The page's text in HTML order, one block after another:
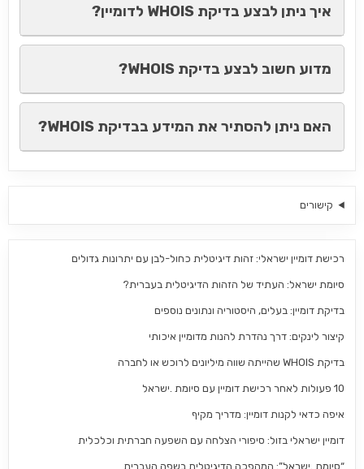
איך ניתן לבצע בדיקת WHOIS לדומיין?
מדוע חשוב לבצע בדיקת WHOIS?
האם ניתן להסתיר את המידע בבדיקת WHOIS?
קישורים
רכישת דומיין ישראלי: זהות דיגיטלית כחול-לבן עם יתרונות גדולים
סיומת ישראל: העתיד של הזהות הדיגיטלית בעברית?
בדיקת דומיין: בעלים, היסטוריה ונתונים נוספים
קיצור לינקים: דרך נהדרת להנות מדומיין איכותי
בדיקת WHOIS שהייתה שווה מיליונים לרוכש או לחברה
10 פעולות לאחר רכישת דומיין עם סיומת .ישראל
איפה כדאי לקנות דומיין: מדריך מקיף
דומיין ישראלי בזול: סיפורי הצלחה עם השפעה חברתית וכלכלית
“סיומת .ישראל”: המהפכה הדיגיטלית בשפה העברית